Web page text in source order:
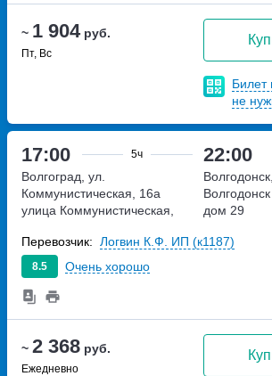
~ 1 904руб.
Пт, Вс
Билет
не
17:00 5ч 22:00
~ 2 368 руб.
Ежедневно
Волгоград, ул.
Коммунистическая, 16а
улица Коммунистическая,
Волгодонск
дом 29
8.5 Очень хорошо
Перевозчик: Логвин К.Ф. ИП (к1187)